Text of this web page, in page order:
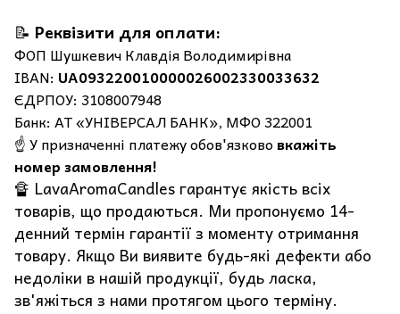
📝 Реквізити для оплати:
ФОП Шушкевич Клавдія Володимирівна
IBAN: UA093220010000026002330033632
ЄДРПОУ: 3108007948
Банк: АТ «УНІВЕРСАЛ БАНК», МФО 322001
☝️ У призначенні платежу обов'язково вкажіть
номер замовлення!
🔏 LavaAromaCandles гарантує якість всіх
товарів, що продаються. Ми пропонуємо 14-
денний термін гарантії з моменту отримання
товару. Якщо Ви виявите будь-які дефекти або
недоліки в нашій продукції, будь ласка,
зв'яжіться з нами протягом цього терміну.